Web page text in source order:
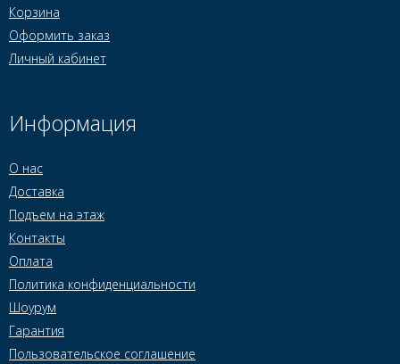
Корзина
Оформить заказ
Личный кабинет
Информация
О нас
Доставка
Подъем на этаж
Контакты
Оплата
Политика конфиденциальности
Шоурум
Гарантия
Пользовательское соглашение